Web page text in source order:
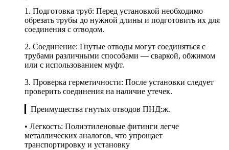
1. Подготовка труб: Перед установкой необходимо
обрезать трубы до нужной длины и подготовить их для
соединения с отводом.
2. Соединение: Гнутые отводы могут соединяться с
трубами различными способами — сваркой, обжимом
или с использованием муфт.
3. Проверка герметичности: После установки следует
проверить соединения на наличие утечек.
▎Преимущества гнутых отводов ПНД:ж.
• Легкость: Полиэтиленовые фитинги легче
металлических аналогов, что упрощает
транспортировку и установку